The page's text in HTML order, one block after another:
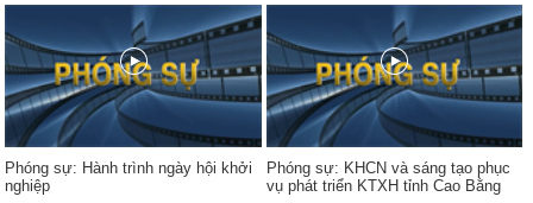
Phóng sự: Hành trình ngày hội khởi
nghiệp
Phóng sự: KHCN và sáng tạo phục
vụ phát triển KTXH tỉnh Cao Bằng